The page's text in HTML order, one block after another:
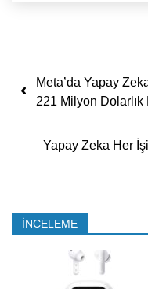
Yazı
Meta’da Yapay
221 Milyon Dolarlık
Yapay Zeka Her
İNCELEME